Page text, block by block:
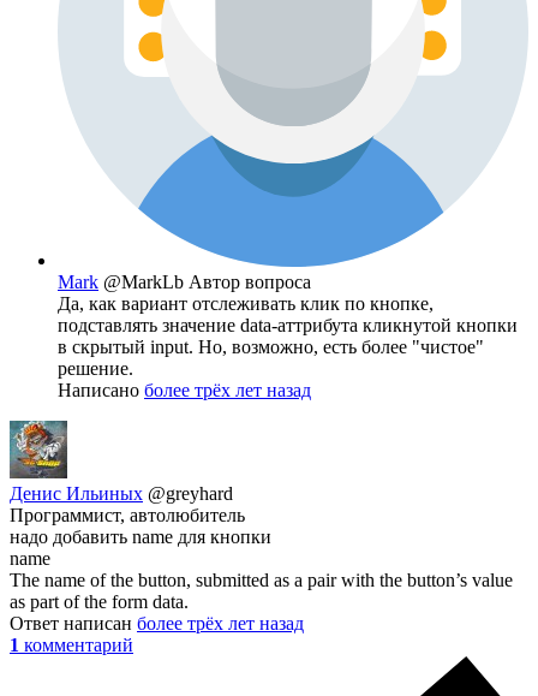
Mark @MarkLb Автор вопроса
Да, как вариант отслеживать клик по кнопке,
подставлять значение data-аттрибута кликнутой кнопки
в скрытый input. Но, возможно, есть более "чистое"
решение.
Написано более трёх лет назад
Денис Ильиных @greyhard
Программист, автолюбитель
надо добавить name для кнопки
name
The name of the button, submitted as a pair with the button’s value
as part of the form data.
Ответ написан более трёх лет назад
1 комментарий